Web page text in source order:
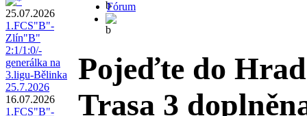
25.07.2026
1.FCS"B"-
Zlín"B"
2:1/1:0/-
generálka na
3.ligu-Bělinka
25.7.2026
16.07.2026
1.FCS"B"-
Fórum
Pojeďte do
Trasa 3